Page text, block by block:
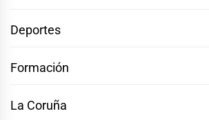
Deportes
Formación
La Coruña